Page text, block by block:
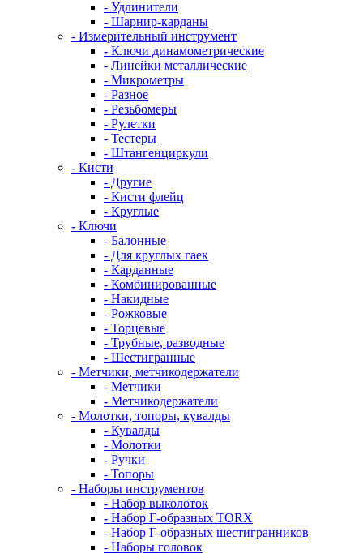
- Удлинители
- Шарнир-карданы
- Измерительный инструмент
- Ключи динамометрические
- Линейки металлические
- Микрометры
- Разное
- Резьбомеры
- Рулетки
- Тестеры
- Штангенциркули
- Кисти
- Другие
- Кисти флейц
- Круглые
- Ключи
- Балонные
- Для круглых гаек
- Карданные
- Комбинированные
- Накидные
- Рожковые
- Торцевые
- Трубные, разводные
- Шестигранные
- Метчики, метчикодержатели
- Метчики
- Метчикодержатели
- Молотки, топоры, кувалды
- Кувалды
- Молотки
- Ручки
- Топоры
- Наборы инструментов
- Набор выколоток
- Набор Г-образных TORX
- Набор Г-образных шестигранников
- Наборы головок